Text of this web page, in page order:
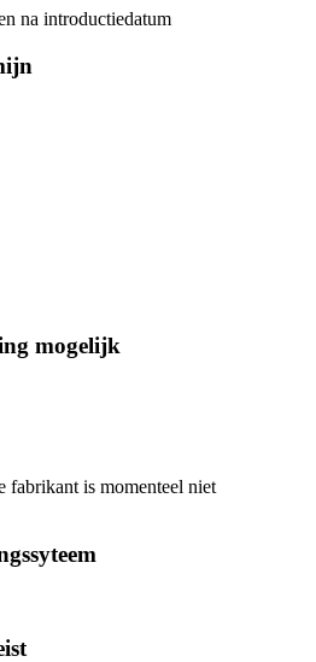
na introductiedatum
mogelijk
fabrikant is momenteel niet